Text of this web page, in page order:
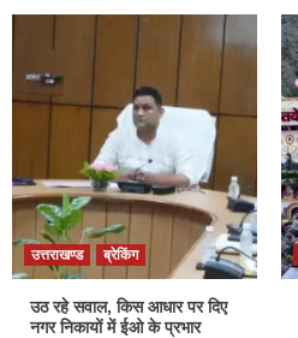
उत्तराखण्ड ब्रेकिंग
उठ रहे सवाल, किस आधार पर दिए
नगर निकायों में ईओ के प्रभार